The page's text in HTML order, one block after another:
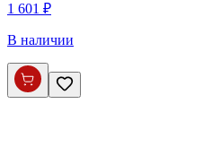
1 601 ₽
В наличии